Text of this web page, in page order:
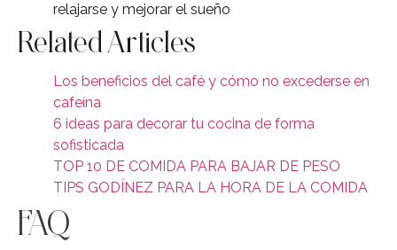
relajarse y mejorar el sueño
Related Articles
Los beneficios del café y cómo no excederse en
cafeína
6 ideas para decorar tu cocina de forma
sofisticada
TOP 10 DE COMIDA PARA BAJAR DE PESO
TIPS GODÍNEZ PARA LA HORA DE LA COMIDA
FAQ